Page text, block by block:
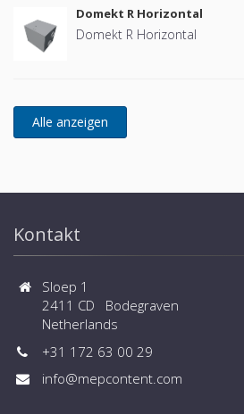
Domekt R Horizontal
Domekt R Horizontal
Kontakt
Sloep 1
2411 CD Bodegraven
Netherlands
+31 172 63 00 29
info@mepcontent.com